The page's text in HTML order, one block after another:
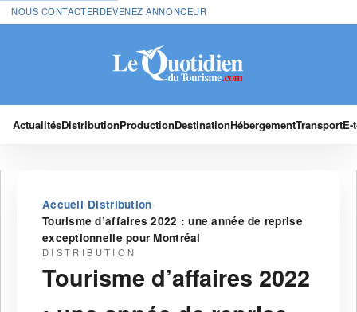
NOUS CONTACTERDEVENEZ ANNONCEUR
ActualitésDistributionProductionDestinationHébergementTransport
Accueil›Distribution›
Tourisme d’affaires 2022 : une année de reprise
exceptionnelle pour Montréal
DISTRIBUTION
Tourisme d’affaires 2022